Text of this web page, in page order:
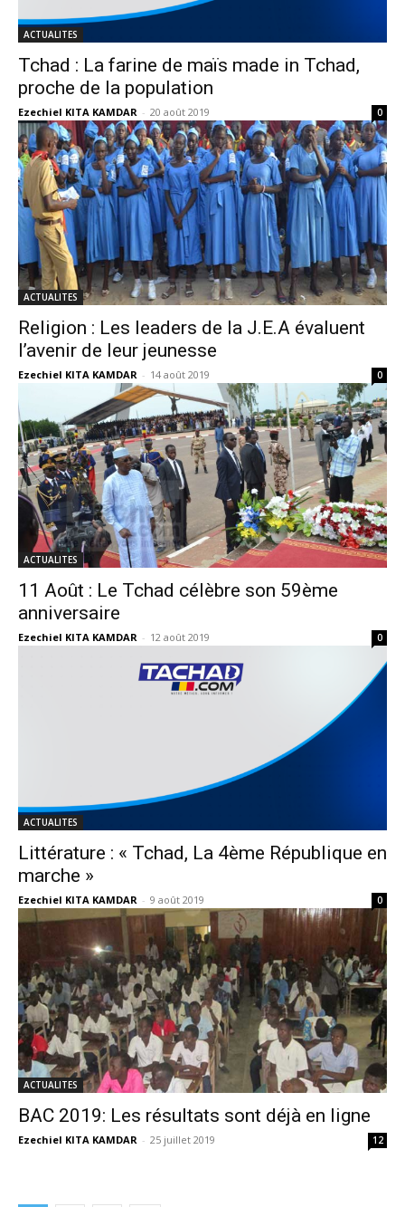
ACTUALITES
Tchad : La farine de maïs made in Tchad,
proche de la population
Ezechiel KITA KAMDAR - 20 août 2019 0
ACTUALITES
Religion : Les leaders de la J.E.A évaluent
l’avenir de leur jeunesse
Ezechiel KITA KAMDAR - 14 août 2019 0
ACTUALITES
11 Août : Le Tchad célèbre son 59ème
anniversaire
Ezechiel KITA KAMDAR - 12 août 2019 0
ACTUALITES
Littérature : « Tchad, La 4ème République en
marche »
Ezechiel KITA KAMDAR - 9 août 2019 0
ACTUALITES
BAC 2019: Les résultats sont déjà en ligne
Ezechiel KITA KAMDAR - 25 juillet 2019 12